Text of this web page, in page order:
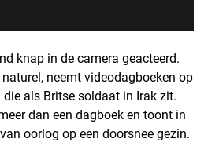
knap in de camera geacteerd.
neemt videodagboeken op
als Britse soldaat in Irak zit.
dan een dagboek en toont in
oorlog op een doorsnee gezin.